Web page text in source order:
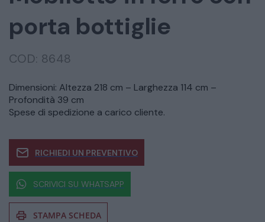
porta bottiglie
COD: 8648
Dimensioni: Altezza 218 cm – Larghezza 114 cm –
Profondità 39 cm
Spese di spedizione a carico cliente.
RICHIEDI UN PREVENTIVO
SCRIVICI SU WHATSAPP
STAMPA SCHEDA